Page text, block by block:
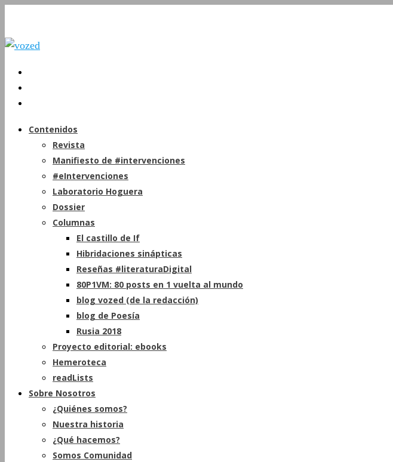
Contenidos
Revista
Manifiesto de #intervenciones
#eIntervenciones
Laboratorio Hoguera
Dossier
Columnas
El castillo de If
Hibridaciones sinápticas
Reseñas #literaturaDigital
80P1VM: 80 posts en 1 vuelta al mundo
blog vozed (de la redacción)
blog de Poesía
Rusia 2018
Proyecto editorial: ebooks
Hemeroteca
readLists
Sobre Nosotros
¿Quiénes somos?
Nuestra historia
¿Qué hacemos?
Somos Comunidad